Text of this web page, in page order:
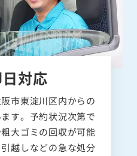
対応
市東淀川区内からの
す。予約状況次第で
大ゴミの回収が可能
越しなどの急な処分